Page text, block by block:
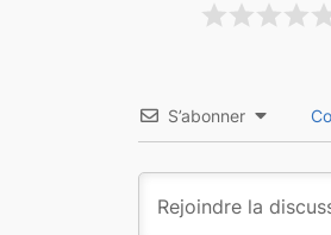
S’abonner